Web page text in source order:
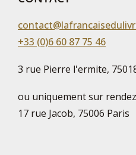
+33 (0)6 60 87 75 46
3 rue Pierre l'ermite,
ou uniquement sur
17 rue Jacob, 75006 Paris